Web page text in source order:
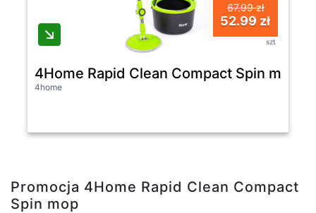
67.99 zł
52.99 zł
szt
4Home Rapid Clean Compact Spin mop
4home
Promocja 4Home Rapid Clean Compact
Spin mop